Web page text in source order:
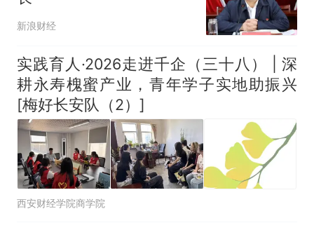
新浪财经
实践育人·2026走进千企（三十八） | 深
耕永寿槐蜜产业，青年学子实地助振兴
[梅好长安队（2）]
西安财经学院商学院